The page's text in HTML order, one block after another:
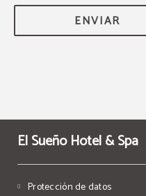
ENVIAR
El Sueño Hotel & Spa
Protección de datos